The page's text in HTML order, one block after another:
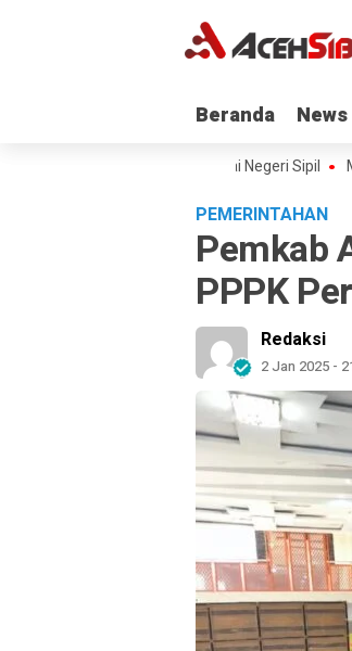
Beranda News
Beranda News
Aceh Angkat 228 Pegawai Negeri Sipil
PEMERINTAHAN
Pemkab
PPPK
Redaksi
2 Jan 2025 -